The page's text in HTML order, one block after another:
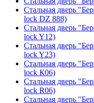
Стальная дверь
lock DZ 888)
Стальная дверь
lock Y12)
Стальная дверь
lock Y23)
Стальная дверь
lock К06)
Стальная дверь
lock R06)
Стальная дверь